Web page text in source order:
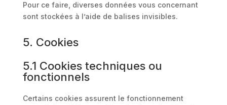
Pour ce faire, diverses données vous concernant
sont stockées à l’aide de balises invisibles.
5. Cookies
5.1 Cookies techniques ou
fonctionnels
Certains cookies assurent le fonctionnement